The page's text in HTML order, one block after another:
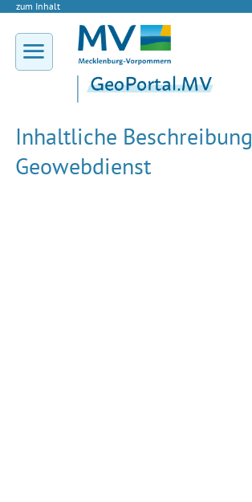
zum Inhalt
Inhaltliche Beschreibung
Geowebdienst